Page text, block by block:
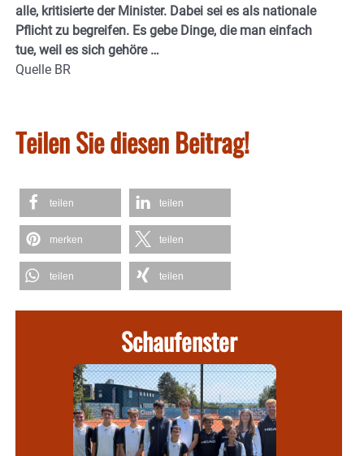
alle, kritisierte der Minister. Dabei sei es als nationale
Pflicht zu begreifen. Es gebe Dinge, die man einfach
tue, weil es sich gehöre …
Quelle BR
Teilen Sie diesen Beitrag!
teilen teilen
merken teilen
teilen teilen
Schaufenster